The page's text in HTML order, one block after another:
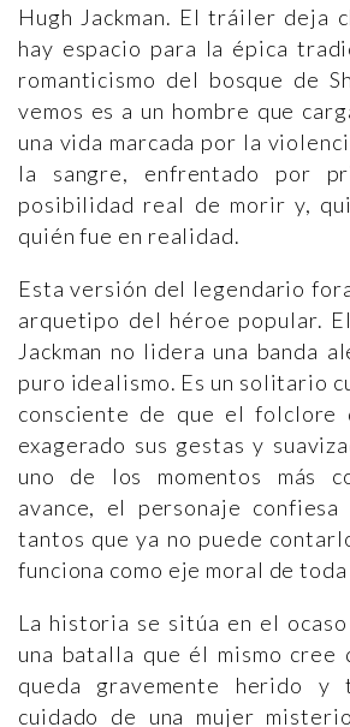
Hugh Jackman. El tráiler deja
hay espacio para la épica
romanticismo del bosque de
vemos es a un hombre que
una vida marcada por la
la sangre, enfrentado por
posibilidad real de morir y,
quién fue en realidad.
Esta versión del legendario
arquetipo del héroe popular.
Jackman no lidera una banda
puro idealismo. Es un solitario
consciente de que el folclore
exagerado sus gestas y
uno de los momentos más
avance, el personaje confiesa
tantos que ya no puede
funciona como eje moral de
La historia se sitúa en el
una batalla que él mismo cree
queda gravemente herido y
cuidado de una mujer